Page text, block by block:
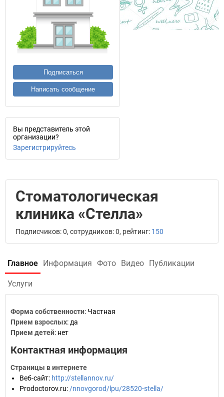
Подписаться
Написать сообщение
Вы представитель этой
организации?
Зарегистрируйтесь
Стоматологическая
клиника «Стелла»
Подписчиков: 0, сотрудников: 0, рейтинг: 150
Главное Информация Фото Видео Публикации
Услуги
Форма собственности: Частная
Прием взрослых: да
Прием детей: нет
Контактная информация
Страницы в интернете
Веб-сайт: http://stellannov.ru/
Prodoctorov.ru: /nnovgorod/lpu/28520-stella/